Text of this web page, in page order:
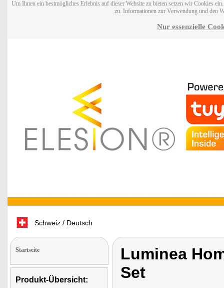
Um Ihnen ein bestmögliches Erlebnis auf dieser Website zu bieten setzen wir Cookies
zu. Informationen zur Verwendung und den
Nur essenzielle
Schweiz / Deutsch
Startseite
Produkt-Übersicht:
Luminea
Set